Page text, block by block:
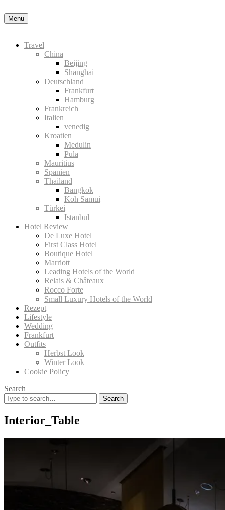
Menu
Travel
China
Beijing
Shanghai
Deutschland
Frankfurt
Hamburg
Frankreich
Italien
venedig
Kroatien
Medulin
Pula
Mauritius
Spanien
Thailand
Bangkok
Koh Samui
Türkei
Istanbul
Hotel Review
De Luxe Hotel
First Class Hotel
Boutique Hotel
Marriott
Leading Hotels of the World
Relais & Châteaux
Rocco Forte
Small Luxury Hotels of the World
Rezept
Lifestyle
Wedding
Frankfurt
Outfits
Herbst Look
Winter Look
Cookie Policy
Search
Search
for:
Interior_Table
Datenschutzerklärung